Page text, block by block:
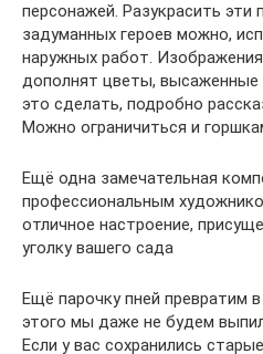
персонажей. Разукрасить эти
задуманных героев можно,
наружных работ.
дополнят цветы, высаженные
это сделать, подробно
Можно ограничиться и
Ещё одна замечательная
профессиональным
отличное настроение,
уголку вашего сада
Ещё парочку пней превратим
этого мы даже не будем
Если у вас сохранились